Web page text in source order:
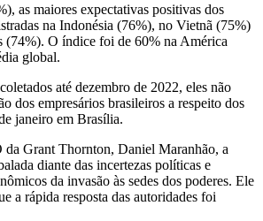
as maiores expectativas positivas dos
na Indonésia (76%), no Vietnã (75%)
(74%). O índice foi de 60% na América
global.
até dezembro de 2022, eles não
dos empresários brasileiros a respeito dos
janeiro em Brasília.
Grant Thornton, Daniel Maranhão, a
diante das incertezas políticas e
da invasão às sedes dos poderes. Ele
a rápida resposta das autoridades foi